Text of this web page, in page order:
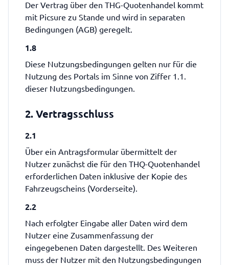
Der Vertrag über den THG-Quotenhandel kommt
mit Picsure zu Stande und wird in separaten
Bedingungen (AGB) geregelt.
1.8
Diese Nutzungsbedingungen gelten nur für die
Nutzung des Portals im Sinne von Ziffer 1.1.
dieser Nutzungsbedingungen.
2. Vertragsschluss
2.1
Über ein Antragsformular übermittelt der
Nutzer zunächst die für den THQ-Quotenhandel
erforderlichen Daten inklusive der Kopie des
Fahrzeugscheins (Vorderseite).
2.2
Nach erfolgter Eingabe aller Daten wird dem
Nutzer eine Zusammenfassung der
eingegebenen Daten dargestellt. Des Weiteren
muss der Nutzer mit den Nutzungsbedingungen